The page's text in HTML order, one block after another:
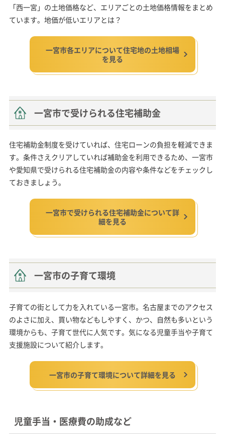
「西一宮」の土地価格など、エリアごとの土地価格情報をまとめ
ています。地価が低いエリアとは？
一宮市各エリアについて住宅地の土地相場
を見る
一宮市で受けられる住宅補助金
住宅補助金制度を受けていれば、住宅ローンの負担を軽減できま
す。条件さえクリアしていれば補助金を利用できるため、一宮市
や愛知県で受けられる住宅補助金の内容や条件などをチェックし
ておきましょう。
一宮市で受けられる住宅補助金について詳
細を見る
一宮市の子育て環境
子育ての街として力を入れている一宮市。名古屋までのアクセス
のよさに加え、買い物などもしやすく、かつ、自然も多いという
環境からも、子育て世代に人気です。気になる児童手当や子育て
支援施設について紹介します。
一宮市の子育て環境について詳細を見る
児童手当・医療費の助成など